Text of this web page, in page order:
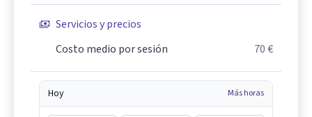
Servicios y precios
Costo medio por sesión
70 €
Hoy Más horas